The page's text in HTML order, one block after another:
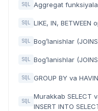
SQL Aggregat
SQL LIKE, IN, BETWEEN
SQL Bog’lanishlar
SQL Bog’lanishlar
SQL GROUP BY va
SQL
Murakkab SELECT
INSERT INTO